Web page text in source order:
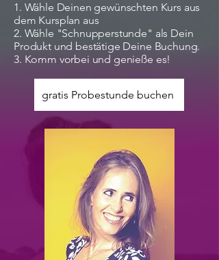
1. Wähle Deinen gewünschten Kurs aus
dem Kursplan aus
2. Wähle "Schnupperstunde" als Dein
Produkt und bestätige Deine Buchung.
3. Komm vorbei und genieße es!​
gratis Probestunde buchen